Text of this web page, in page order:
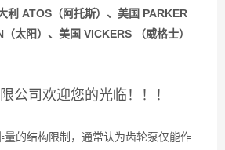
利 ATOS（阿托斯）、美国 PARKER
（太阳）、美国 VICKERS （威格士）
公司欢迎您的光临！！！
的结构限制，通常认为齿轮泵仅能作